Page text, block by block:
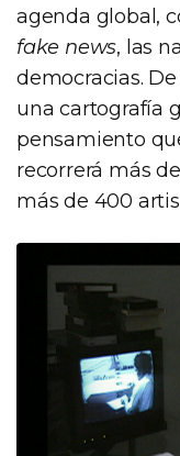
agenda global,
fake news, las
democracias.
una cartografía
pensamiento
recorrerá más
más de 400